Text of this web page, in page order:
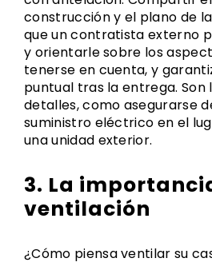
construcción y el plano de
que un contratista externo
y orientarle sobre los
tenerse en cuenta, y
puntual tras la entrega. Son
detalles, como asegurarse
suministro eléctrico en el
una unidad exterior.
3. La
ventilación
¿Cómo piensa ventilar su